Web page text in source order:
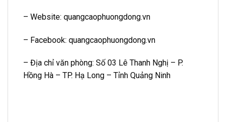
– Website: quangcaophuongdong.vn
– Facebook: quangcaophuongdong.vn
– Địa chỉ văn phòng: Số 03 Lê Thanh Nghị – P.
Hồng Hà – TP. Hạ Long – Tỉnh Quảng Ninh